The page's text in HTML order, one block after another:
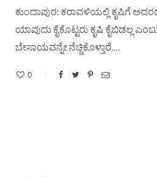
ಕುಂದಾಪುರ: ಕರಾವಳಿಯಲ್ಲಿ ಕೃಷಿಗೆ
ಯಾವುದು ಕೈಕೊಟ್ಟರು ಕೃಷಿ ಕೈಬಿಡಲ್ಲ
ಬೇಸಾಯವನ್ನೇ ನೆಚ್ಚಿಕೊಳ್ತಾರೆ.…
0